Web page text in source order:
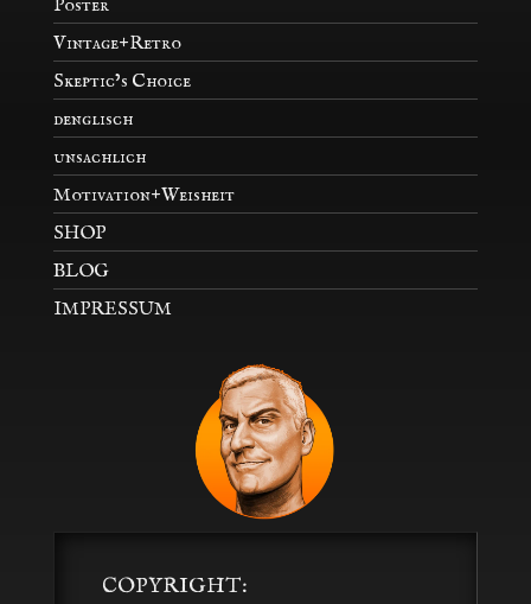
Poster
Vintage+Retro
Skeptic’s Choice
denglisch
unsachlich
Motivation+Weisheit
SHOP
BLOG
IMPRESSUM
COPYRIGHT: